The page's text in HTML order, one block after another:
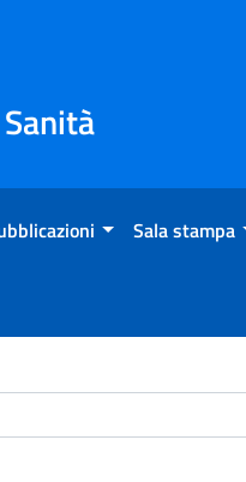
Sala stampa